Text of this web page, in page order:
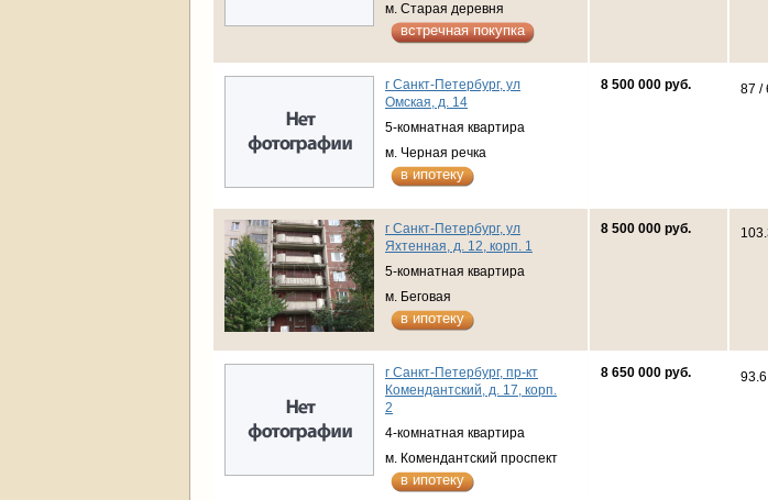
м. Старая деревня
встречная покупка
г Санкт-Петербург, ул
Омская, д. 14
5-комнатная квартира
м. Черная речка
в ипотеку
8 500 000 руб. 87 /
г Санкт-Петербург, ул
Яхтенная, д. 12, корп. 1
5-комнатная квартира
м. Беговая
в ипотеку
8 500 000 руб.
г Санкт-Петербург, пр-кт
Комендантский, д. 17, корп.
2
4-комнатная квартира
м. Комендантский проспект
в ипотеку
8 650 000 руб.